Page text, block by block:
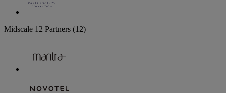
Midscale 12 Partners (12)